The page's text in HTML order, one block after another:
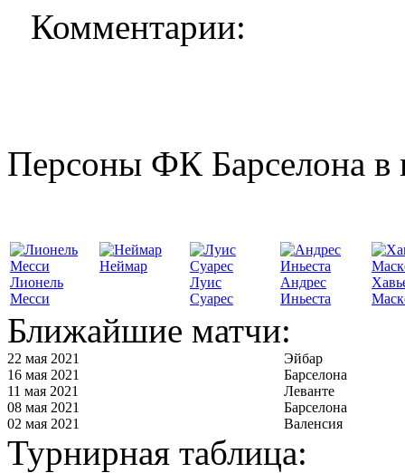
Комментарии:
Персоны ФК Барселона в
Лионель
Месси
Неймар
Луис
Суарес
Андрес
Иньеста
Ближайшие матчи:
22 мая 2021
Эйбар
16 мая 2021
Барселона
11 мая 2021
Леванте
08 мая 2021
Барселона
02 мая 2021
Валенсия
Турнирная таблица: